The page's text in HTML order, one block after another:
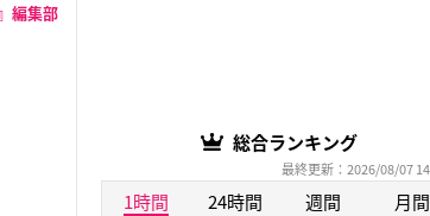
編集部
総合ランキング
最終更新：2026/08/07
1時間 24時間 週間 月間